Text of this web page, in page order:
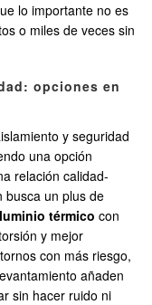
lo importante no es
o miles de veces sin
opciones en
y seguridad
una opción
relación calidad-
busca un plus de
térmico con
y mejor
con más riesgo,
añaden
sin hacer ruido ni